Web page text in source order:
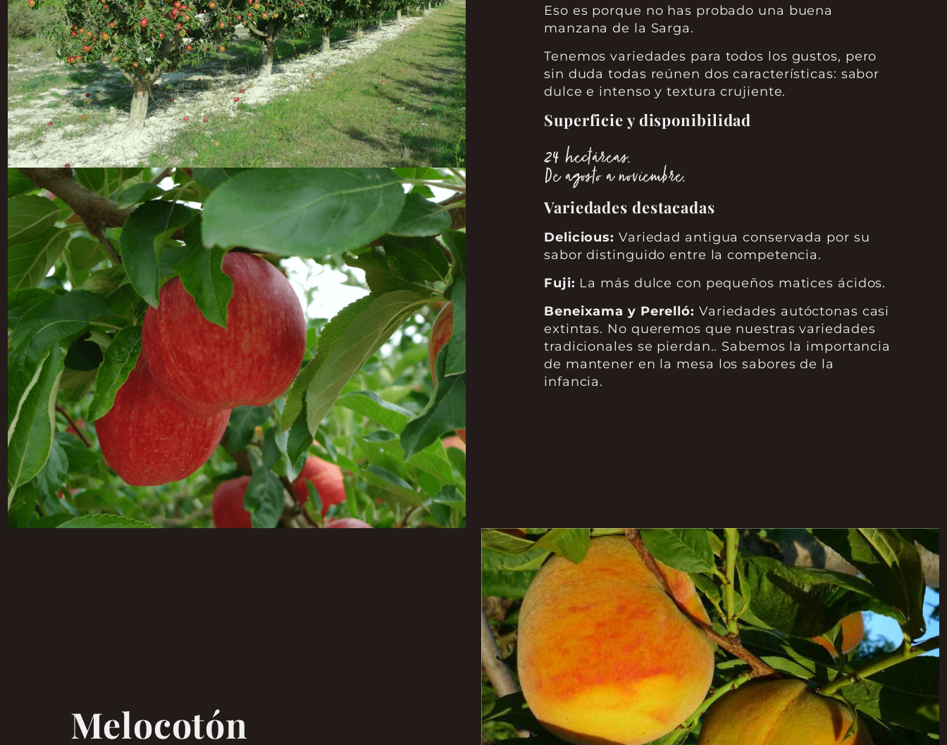
Eso es porque no has probado una buena
manzana de la Sarga.
Tenemos variedades para todos los gustos, pero
sin duda todas reúnen dos características: sabor
dulce e intenso y textura crujiente.
Superficie y disponibilidad
24 hectáreas.
De agosto a noviembre.
Variedades destacadas
Delicious: Variedad antigua conservada por su
sabor distinguido entre la competencia.
Fuji: La más dulce con pequeños matices ácidos.
Beneixama y Perelló: Variedades autóctonas casi
extintas. No queremos que nuestras variedades
tradicionales se pierdan.. Sabemos la importancia
de mantener en la mesa los sabores de la
infancia.
Melocotón